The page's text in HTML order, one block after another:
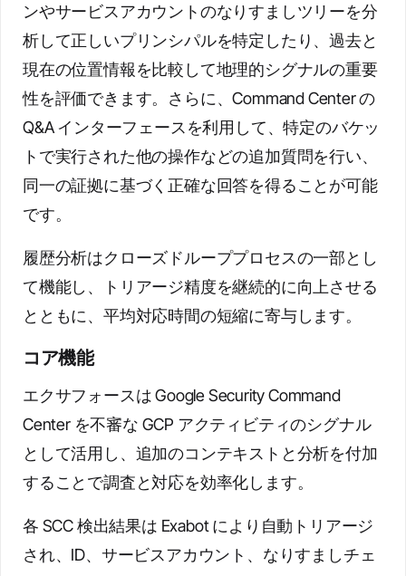
ンやサービスアカウントのなりすましツリーを分
析して正しいプリンシパルを特定したり、過去と
現在の位置情報を比較して地理的シグナルの重要
性を評価できます。さらに、Command Center の
Q&A インターフェースを利用して、特定のバケッ
トで実行された他の操作などの追加質問を行い、
同一の証拠に基づく正確な回答を得ることが可能
です。
履歴分析はクローズドループプロセスの一部とし
て機能し、トリアージ精度を継続的に向上させる
とともに、平均対応時間の短縮に寄与します。
コア機能
エクサフォースは Google Security Command
Center を不審な GCP アクティビティのシグナル
として活用し、追加のコンテキストと分析を付加
することで調査と対応を効率化します。
各 SCC 検出結果は Exabot により自動トリアージ
され、ID、サービスアカウント、なりすましチェ